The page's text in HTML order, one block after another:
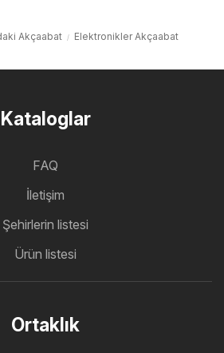
Akçaabat Elektronikler Akçaabat
Kataloglar
FAQ
İletişim
Şehirlerin listesi
Ürün listesi
Ortaklık